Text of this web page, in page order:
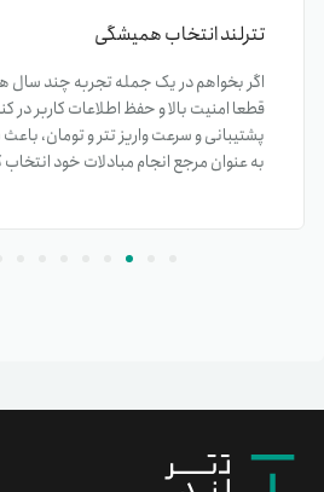
تترلند انتخاب همیشگی
اگر بخواهم در یک جمله تجربه چند سال
قطعا امنیت بالا و حفظ اطلاعات کاربر در
پشتیبانی و سرعت واریز تتر و تومان،
به عنوان مرجع انجام مبادلات خود انتخاب